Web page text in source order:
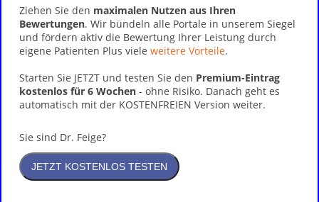
Ziehen Sie den maximalen Nutzen aus Ihren
Bewertungen. Wir bündeln alle Portale in unserem Siegel
und fördern aktiv die Bewertung Ihrer Leistung durch
eigene Patienten Plus viele weitere Vorteile.
Starten Sie JETZT und testen Sie den Premium-Eintrag
kostenlos für 6 Wochen - ohne Risiko. Danach geht es
automatisch mit der KOSTENFREIEN Version weiter.
Sie sind Dr. Feige?